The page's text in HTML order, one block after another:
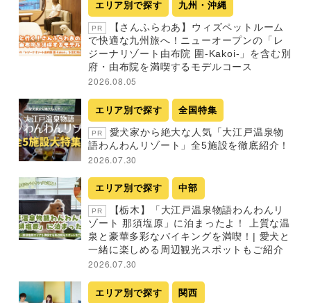
エリア別で探す 九州・沖縄
PR
【さんふらわあ】ウィズペットルーム
で快適な九州旅へ！ニューオープンの「レ
ジーナリゾート由布院 圍-Kakoi-」を含む別
府・由布院を満喫するモデルコース
2026.08.05
エリア別で探す 全国特集
PR
愛犬家から絶大な人気「大江戸温泉物
語わんわんリゾート」全5施設を徹底紹介！
2026.07.30
エリア別で探す 中部
PR
【栃木】「大江戸温泉物語わんわんリ
ゾート 那須塩原」に泊まったよ！ 上質な温
泉と豪華多彩なバイキングを満喫！| 愛犬と
一緒に楽しめる周辺観光スポットもご紹介
2026.07.30
エリア別で探す 関西